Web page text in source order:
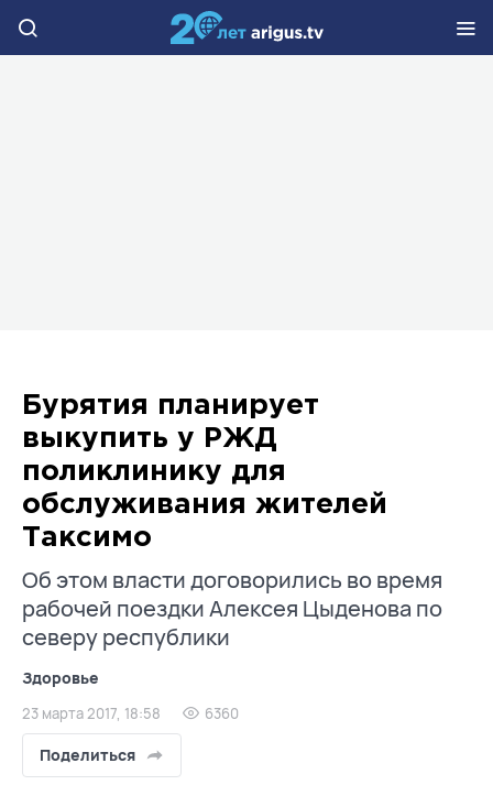
Бурятия планирует
выкупить у РЖД
поликлинику для
обслуживания жителей
Таксимо
Об этом власти договорились во время
рабочей поездки Алексея Цыденова по
северу республики
Здоровье
23 марта 2017, 18:58 6360
Поделиться